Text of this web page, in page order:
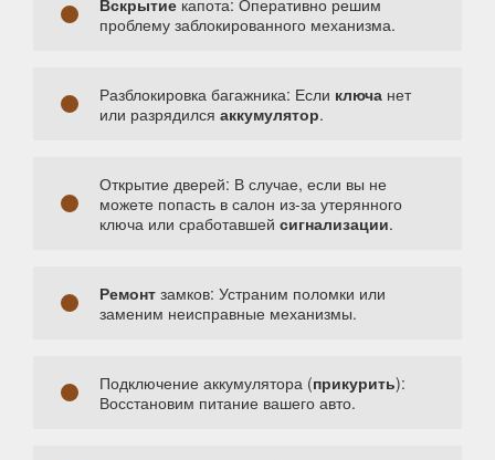
Вскрытие капота: Оперативно решим
проблему заблокированного механизма.
Разблокировка багажника: Если ключа нет
или разрядился аккумулятор.
Открытие дверей: В случае, если вы не
можете попасть в салон из-за утерянного
ключа или сработавшей сигнализации.
Ремонт замков: Устраним поломки или
заменим неисправные механизмы.
Подключение аккумулятора (прикурить):
Восстановим питание вашего авто.